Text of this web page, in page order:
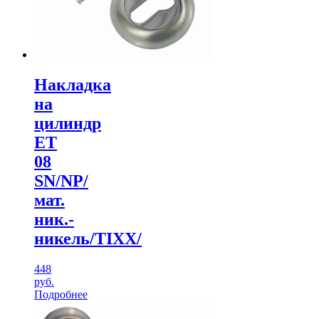
Накладка
на
цилиндр
ЕТ
08
SN/NP/
мат.
ник.-
никель/TIXX/
448
руб.
Подробнее